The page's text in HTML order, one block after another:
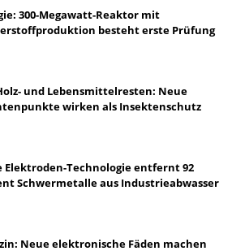
300-Megawatt-Reaktor mit
besteht erste Prüfung
und Lebensmittelresten: Neue
wirken als Insektenschutz
Elektroden-Technologie entfernt 92
Schwermetalle aus Industrieabwasser
Neue elektronische Fäden machen